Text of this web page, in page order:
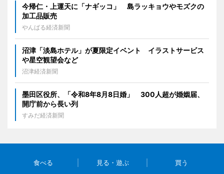
今帰仁・上運天に「ナギッコ」 島ラッキョウやモズクの
加工品販売
やんばる経済新聞
沼津「淡島ホテル」が夏限定イベント イラストサービス
や星空観望会など
沼津経済新聞
墨田区役所、「令和8年8月8日婚」 300人超が婚姻届、
開庁前から長い列
すみだ経済新聞
食べる 見る・遊ぶ 買う